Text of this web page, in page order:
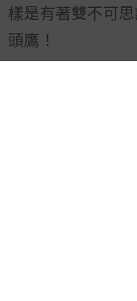
樣是有著雙不可
頭鷹！